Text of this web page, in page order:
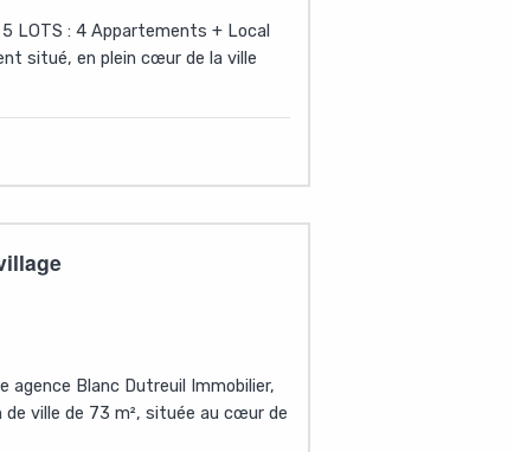
LOTS : 4 Appartements + Local
situé, en plein cœur de la ville
agence Blanc Dutreuil Immobilier,
ville de 73 m², située au cœur de